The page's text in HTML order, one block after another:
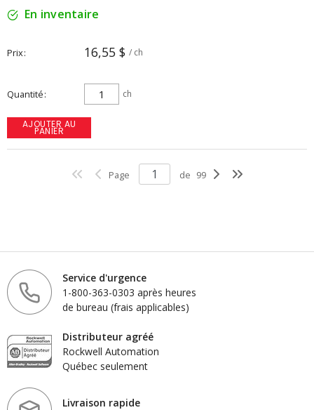
En inventaire
Prix 16,55 $ / ch
Quantité ch
AJOUTER AU
PANIER
Page de 99
Service d'urgence
1-800-363-0303 après heures
de bureau (frais applicables)
Distributeur agréé
Rockwell Automation
Québec seulement
Livraison rapide